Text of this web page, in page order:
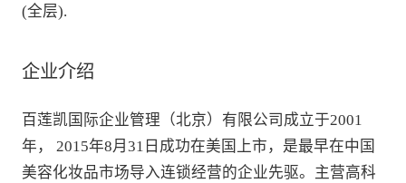
(全层).
企业介绍
百莲凯国际企业管理（北京）有限公司成立于2001
年， 2015年8月31日成功在美国上市，是最早在中国
美容化妆品市场导入连锁经营的企业先驱。主营高科